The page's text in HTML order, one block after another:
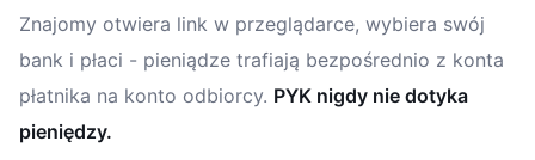
Znajomy otwiera link w przeglądarce, wybiera swój
bank i płaci - pieniądze trafiają bezpośrednio z konta
płatnika na konto odbiorcy. PYK nigdy nie dotyka
pieniędzy.